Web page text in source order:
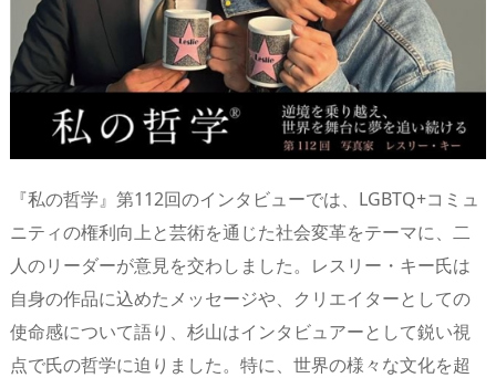
『私の哲学』第112回のインタビューでは、LGBTQ+コミュ
ニティの権利向上と芸術を通じた社会変革をテーマに、二
人のリーダーが意見を交わしました。レスリー・キー氏は
自身の作品に込めたメッセージや、クリエイターとしての
使命感について語り、杉山はインタビュアーとして鋭い視
点で氏の哲学に迫りました。特に、世界の様々な文化を超